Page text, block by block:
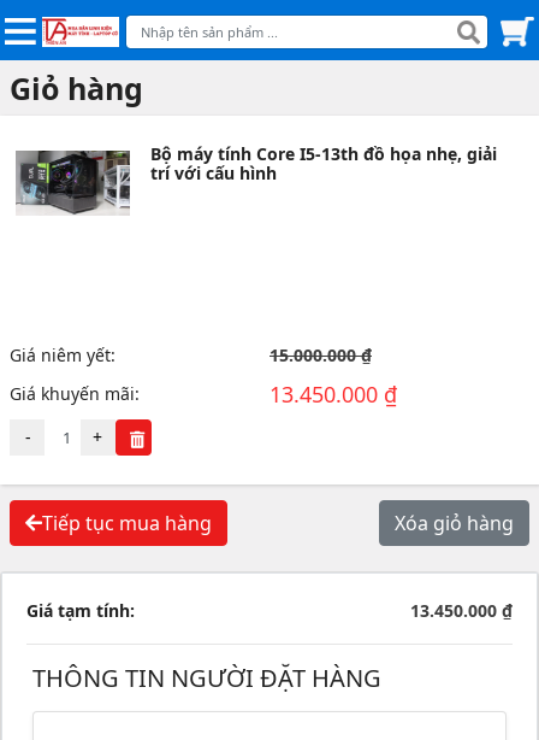
Giỏ hàng
Bộ máy tính Core I5-13th đồ họa nhẹ, giải
trí với cấu hình
Giá niêm yết:
15.000.000 ₫
Giá khuyến mãi:
13.450.000 ₫
- +
Tiếp tục mua hàng Xóa giỏ hàng
Giá tạm tính: 13.450.000 ₫
THÔNG TIN NGƯỜI ĐẶT HÀNG